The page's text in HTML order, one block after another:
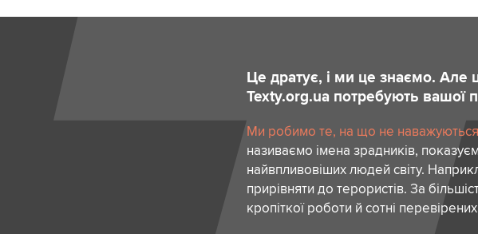
Це дратує, і ми це знаємо. Але
Texty.org.ua потребують вашої
Ми робимо те, на що не наважуються
називаємо імена зрадників,
найвпливовіших людей світу.
прирівняти до терористів. За
кропіткої роботи й сотні